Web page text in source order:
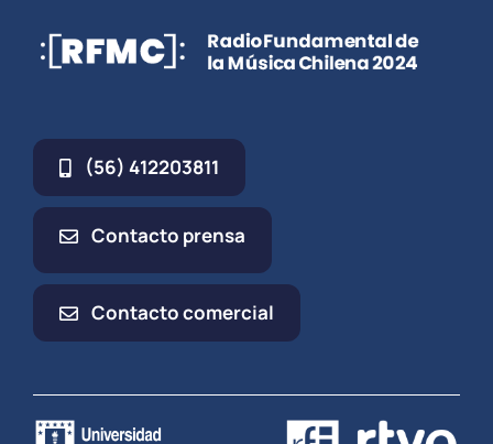
(56) 412203811
Contacto prensa
Contacto comercial